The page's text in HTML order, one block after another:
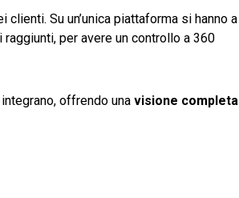
Su un’unica piattaforma si hanno a
per avere un controllo a 360
offrendo una visione completa